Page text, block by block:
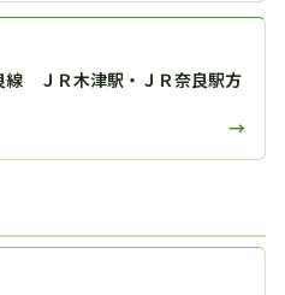
線 ＪＲ木津駅・ＪＲ奈良駅方
→